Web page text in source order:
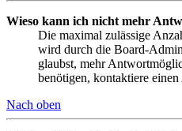
Wieso kann ich nicht mehr
Die maximal zulässige
wird durch die Board-
glaubst, mehr
benötigen, kontaktiere
Nach oben